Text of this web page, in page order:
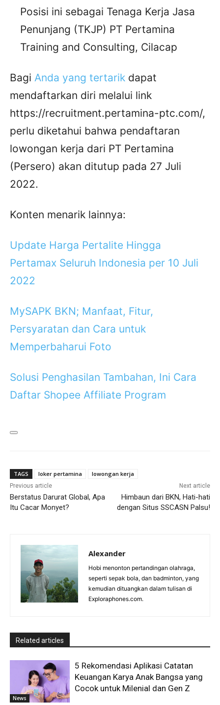
Posisi ini sebagai Tenaga Kerja Jasa
Penunjang (TKJP) PT Pertamina
Training and Consulting, Cilacap
Bagi Anda yang tertarik dapat
mendaftarkan diri melalui link
https://recruitment.pertamina-ptc.com/,
perlu diketahui bahwa pendaftaran
lowongan kerja dari PT Pertamina
(Persero) akan ditutup pada 27 Juli
2022.
Konten menarik lainnya:
Update Harga Pertalite Hingga
Pertamax Seluruh Indonesia per 10 Juli
2022
MySAPK BKN; Manfaat, Fitur,
Persyaratan dan Cara untuk
Memperbaharui Foto
Solusi Penghasilan Tambahan, Ini Cara
Daftar Shopee Affiliate Program
TAGS loker pertamina lowongan kerja
Previous article
Berstatus Darurat Global, Apa
Itu Cacar Monyet?
Next article
Himbaun dari BKN, Hati-hati
dengan Situs SSCASN Palsu!
Alexander
Hobi menonton pertandingan olahraga,
seperti sepak bola, dan badminton, yang
kemudian dituangkan dalam tulisan di
Exploraphones.com.
Related articles
News
5 Rekomendasi Aplikasi Catatan
Keuangan Karya Anak Bangsa yang
Cocok untuk Milenial dan Gen Z